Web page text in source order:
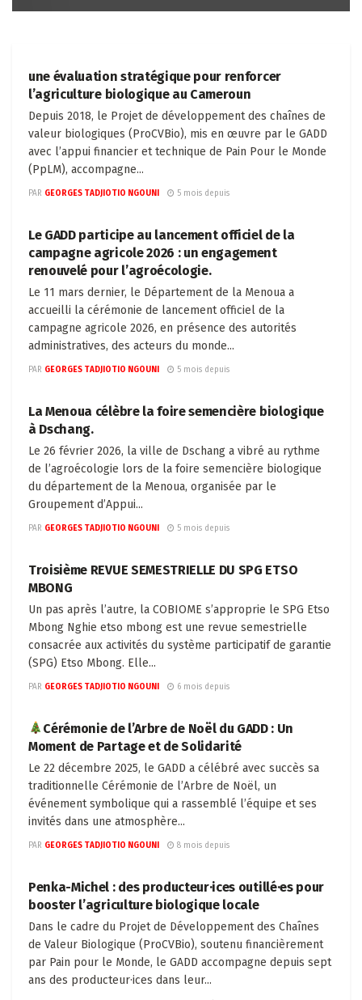
une évaluation stratégique pour renforcer
l’agriculture biologique au Cameroun
Depuis 2018, le Projet de développement des chaînes de
valeur biologiques (ProCVBio), mis en œuvre par le GADD
avec l’appui financier et technique de Pain Pour le Monde
(PpLM), accompagne...
PAR GEORGES TADJIOTIO NGOUNI
5 mois depuis
Le GADD participe au lancement officiel de la
campagne agricole 2026 : un engagement
renouvelé pour l’agroécologie.
Le 11 mars dernier, le Département de la Menoua a
accueilli la cérémonie de lancement officiel de la
campagne agricole 2026, en présence des autorités
administratives, des acteurs du monde...
PAR GEORGES TADJIOTIO NGOUNI
5 mois depuis
La Menoua célèbre la foire semencière biologique
à Dschang.
Le 26 février 2026, la ville de Dschang a vibré au rythme
de l’agroécologie lors de la foire semencière biologique
du département de la Menoua, organisée par le
Groupement d’Appui...
PAR GEORGES TADJIOTIO NGOUNI
5 mois depuis
Troisième REVUE SEMESTRIELLE DU SPG ETSO
MBONG
Un pas après l’autre, la COBIOME s’approprie le SPG Etso
Mbong Nghie etso mbong est une revue semestrielle
consacrée aux activités du système participatif de garantie
(SPG) Etso Mbong. Elle...
PAR GEORGES TADJIOTIO NGOUNI
6 mois depuis
Cérémonie de l’Arbre de Noël du GADD : Un
Moment de Partage et de Solidarité
Le 22 décembre 2025, le GADD a célébré avec succès sa
traditionnelle Cérémonie de l’Arbre de Noël, un
événement symbolique qui a rassemblé l’équipe et ses
invités dans une atmosphère...
PAR GEORGES TADJIOTIO NGOUNI
8 mois depuis
Penka-Michel : des producteur·ices outillé·es pour
booster l’agriculture biologique locale
Dans le cadre du Projet de Développement des Chaînes
de Valeur Biologique (ProCVBio), soutenu financièrement
par Pain pour le Monde, le GADD accompagne depuis sept
ans des producteur·ices dans leur...